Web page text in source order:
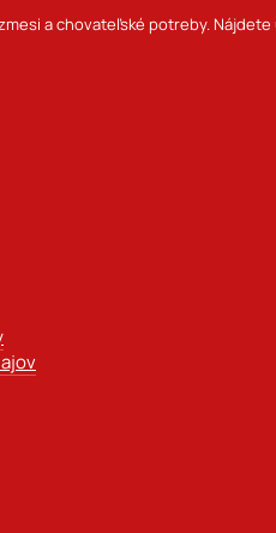
a chovateľské potreby.